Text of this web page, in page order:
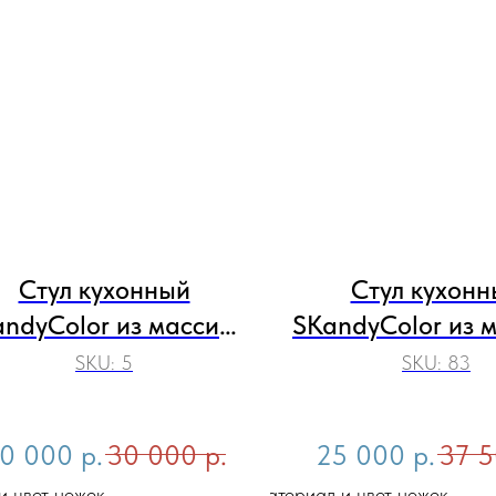
Стул кухонный
из массива
дерева с мягким
SKU: 5
000 р.30 000 р.
Стул
SKandyColor из
дерева с
SKU: 83
25 000 р.37